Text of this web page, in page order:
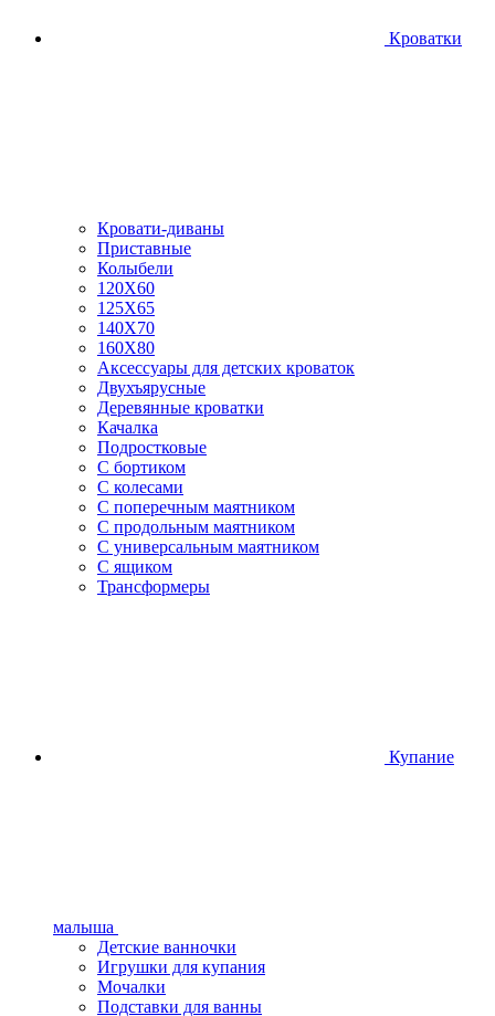
Кроватки
Кровати-диваны
Приставные
Колыбели
120Х60
125X65
140Х70
160Х80
Аксессуары для детских кроваток
Двухъярусные
Деревянные кроватки
Качалка
Подростковые
С бортиком
С колесами
С поперечным маятником
С продольным маятником
С универсальным маятником
С ящиком
Трансформеры
Купание
малыша
Детские ванночки
Игрушки для купания
Мочалки
Подставки для ванны